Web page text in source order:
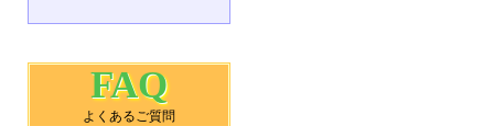
FAQ
よくあるご質問